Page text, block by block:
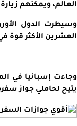
العالم، ويمكنهم زيارة 133 دولة دون تأشيرة و47 بموجب تأشيرة عند الوصول.
العشرين الأكثر قوة
يتيح لحاملي جواز سفرها دخول 134 دولة دون